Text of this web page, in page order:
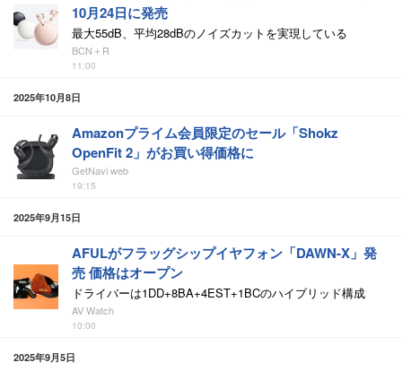
10月24日に発売
最大55dB、平均28dBのノイズカットを実現している
BCN＋R
11:00
2025年10月8日
Amazonプライム会員限定のセール「Shokz
OpenFit 2」がお買い得価格に
GetNavi web
19:15
2025年9月15日
AFULがフラッグシップイヤフォン「DAWN-X」発
売 価格はオープン
ドライバーは1DD+8BA+4EST+1BCのハイブリッド構成
AV Watch
10:00
2025年9月5日